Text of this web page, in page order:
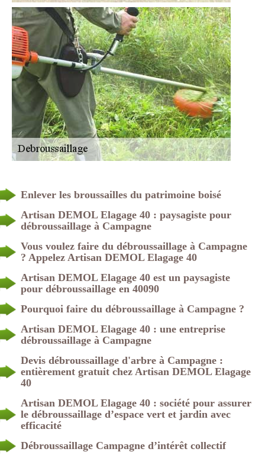
Enlever les broussailles du patrimoine boisé
Artisan DEMOL Elagage 40 : paysagiste pour
débroussaillage à Campagne
Vous voulez faire du débroussaillage à Campagne
? Appelez Artisan DEMOL Elagage 40
Artisan DEMOL Elagage 40 est un paysagiste
pour débroussaillage en 40090
Pourquoi faire du débroussaillage à Campagne ?
Artisan DEMOL Elagage 40 : une entreprise
débroussaillage à Campagne
Devis débroussaillage d'arbre à Campagne :
entièrement gratuit chez Artisan DEMOL Elagage
40
Artisan DEMOL Elagage 40 : société pour assurer
le débroussaillage d’espace vert et jardin avec
efficacité
Débroussaillage Campagne d’intérêt collectif